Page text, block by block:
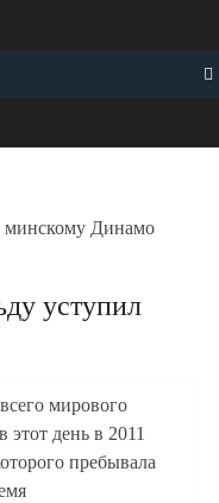
минскому Динамо
уступил
мирового
день в 2011
пребывала